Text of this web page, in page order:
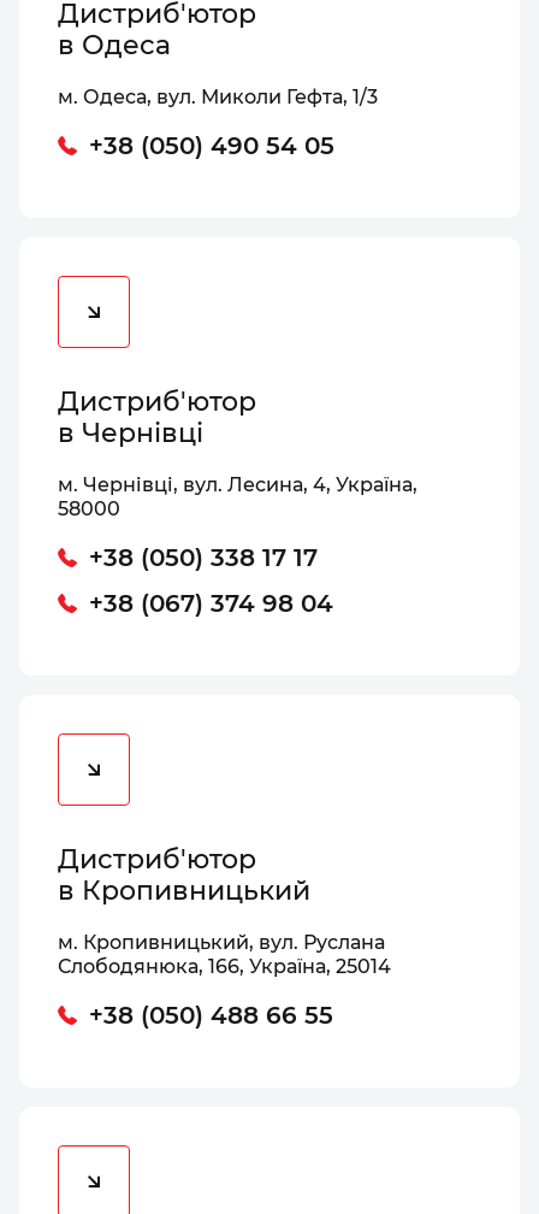
Дистриб'ютор
в Одеса
м. Одеса, вул. Миколи Гефта, 1/3
+38 (050) 490 54 05
Дистриб'ютор
в Чернівці
м. Чернівці, вул. Лесина, 4, Україна,
58000
+38 (050) 338 17 17
+38 (067) 374 98 04
Дистриб'ютор
в Кропивницький
м. Кропивницький, вул. Руслана
Слободянюка, 166, Україна, 25014
+38 (050) 488 66 55